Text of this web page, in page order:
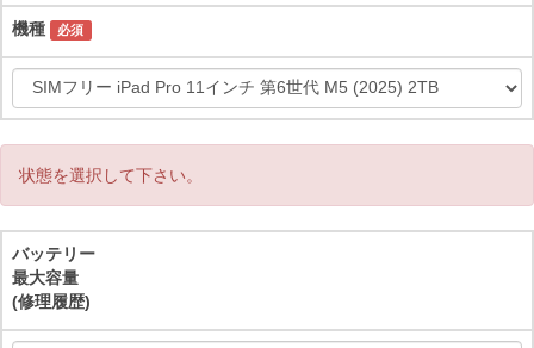
機種 必須
状態を選択して下さい。
バッテリー
最大容量
(修理履歴)